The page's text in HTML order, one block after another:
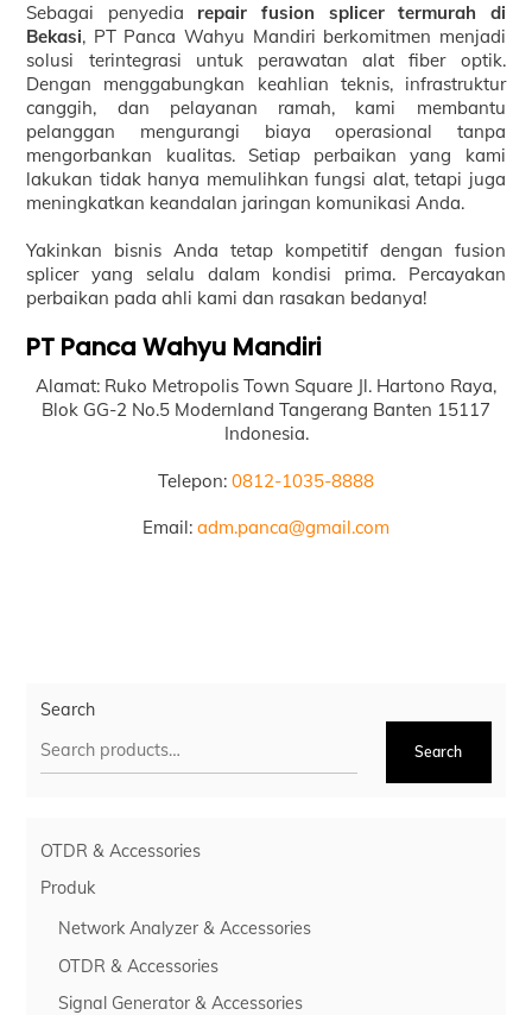
Sebagai penyedia repair fusion splicer termurah di
Bekasi, PT Panca Wahyu Mandiri berkomitmen menjadi
solusi terintegrasi untuk perawatan alat fiber optik.
Dengan menggabungkan keahlian teknis, infrastruktur
canggih, dan pelayanan ramah, kami membantu
pelanggan mengurangi biaya operasional tanpa
mengorbankan kualitas. Setiap perbaikan yang kami
lakukan tidak hanya memulihkan fungsi alat, tetapi juga
meningkatkan keandalan jaringan komunikasi Anda.
Yakinkan bisnis Anda tetap kompetitif dengan fusion
splicer yang selalu dalam kondisi prima. Percayakan
perbaikan pada ahli kami dan rasakan bedanya!
PT Panca Wahyu Mandiri
Alamat: Ruko Metropolis Town Square Jl. Hartono Raya,
Blok GG-2 No.5 Modernland Tangerang Banten 15117
Indonesia.
Telepon: 0812-1035-8888
Email: adm.panca@gmail.com
Search
Search
OTDR & Accessories
Produk
Network Analyzer & Accessories
OTDR & Accessories
Signal Generator & Accessories